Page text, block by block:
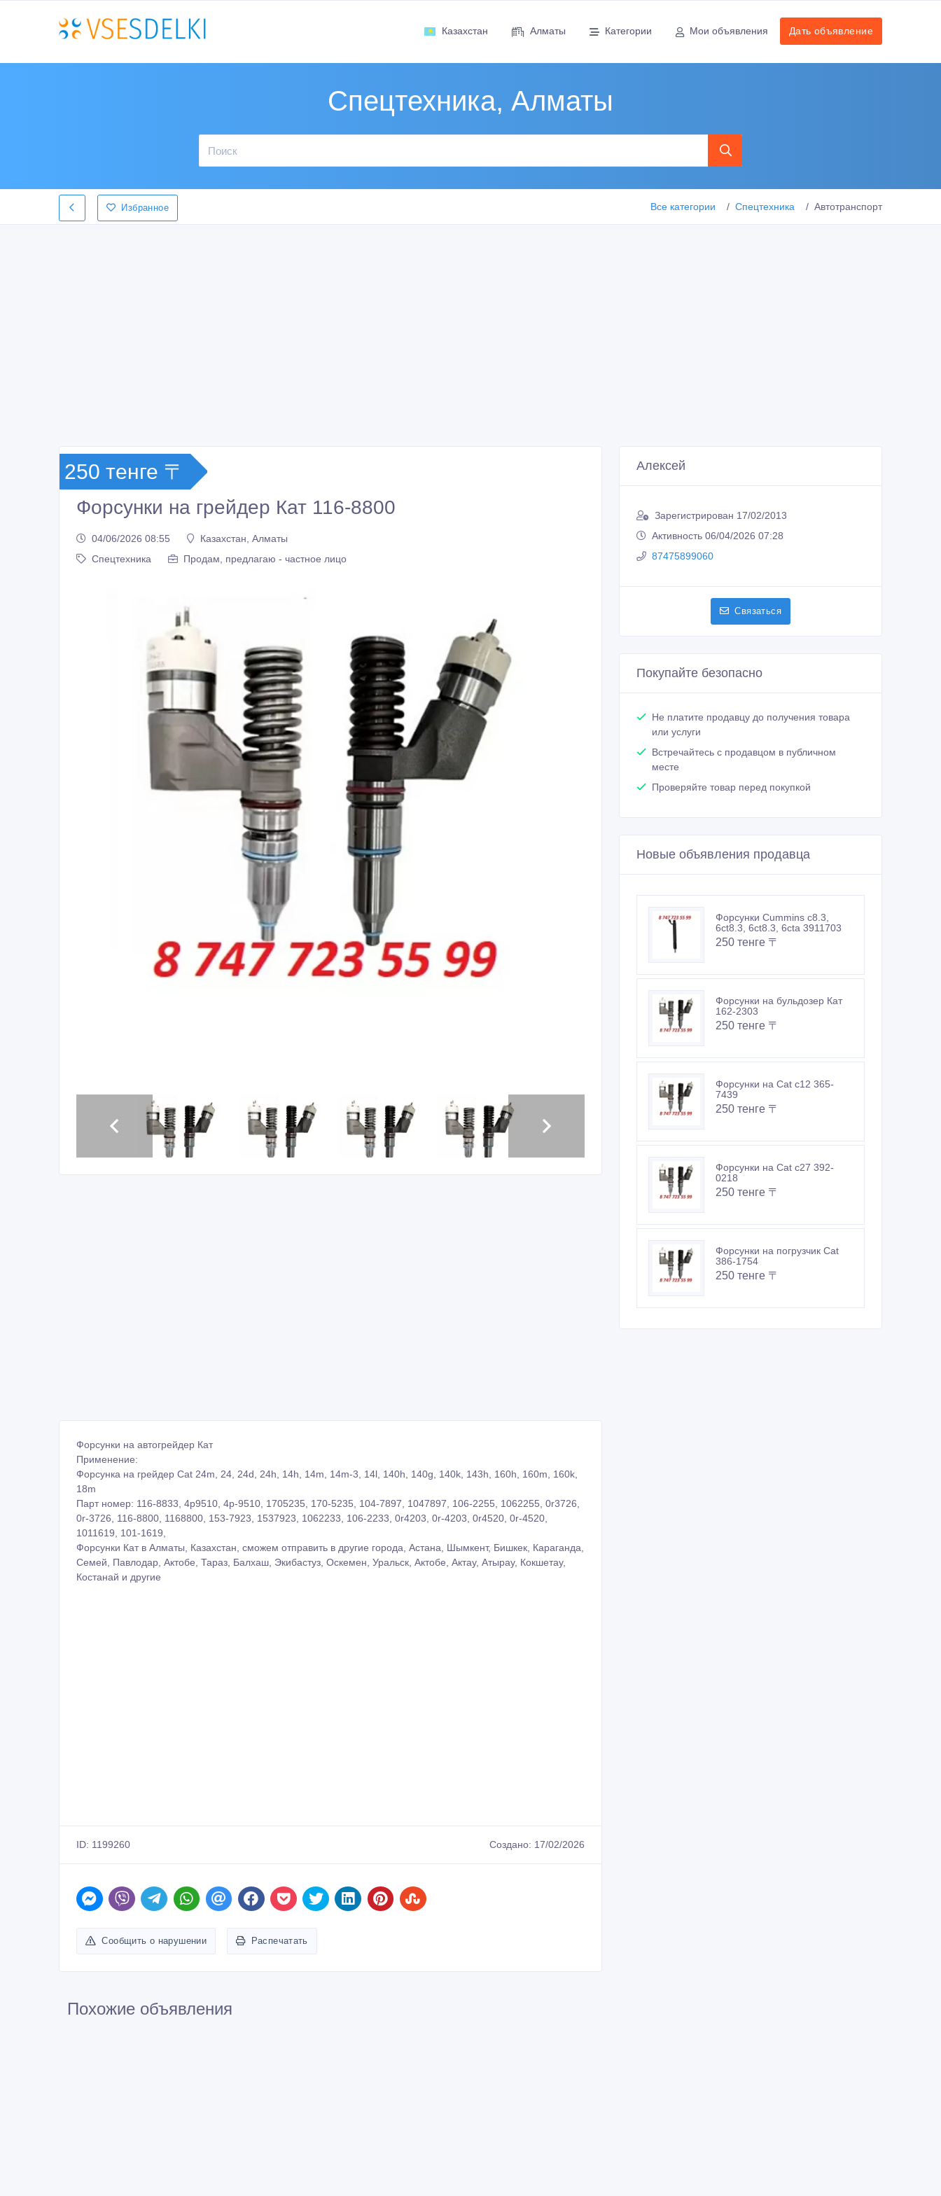
Казахстан Алматы Категории Мои объявления Дать объявление
Спецтехника, Алматы
Избранное Все категории Спецтехника Автотранспорт
250 тенге 〒
Форсунки на грейдер Кат 116-8800
04/06/2026 08:55
Казахстан, Алматы
Спецтехника
Продам, предлагаю - частное лицо
Форсунки на автогрейдер Кат
Применение:
Форсунка на грейдер Cat 24m, 24, 24d, 24h, 14h, 14m, 14m-3, 14l, 140h, 140g, 140k, 143h, 160h, 160m, 160k,
18m
Парт номер: 116-8833, 4p9510, 4p-9510, 1705235, 170-5235, 104-7897, 1047897, 106-2255, 1062255, 0r3726,
0r-3726, 116-8800, 1168800, 153-7923, 1537923, 1062233, 106-2233, 0r4203, 0r-4203, 0r4520, 0r-4520,
1011619, 101-1619,
Форсунки Кат в Алматы, Казахстан, сможем отправить в другие города, Астана, Шымкент, Бишкек, Караганда,
Семей, Павлодар, Актобе, Тараз, Балхаш, Экибастуз, Оскемен, Уральск, Актобе, Актау, Атырау, Кокшетау,
Костанай и другие
ID: 1199260 Создано: 17/02/2026
Сообщить о нарушении Распечатать
Алексей
Зарегистрирован 17/02/2013
Активность 06/04/2026 07:28
87475899060
Связаться
Покупайте безопасно
Не платите продавцу до получения товара
или услуги
Встречайтесь с продавцом в публичном
месте
Проверяйте товар перед покупкой
Новые объявления продавца
Форсунки Cummins c8.3,
6ct8.3, 6ct8.3, 6cta 3911703
250 тенге 〒
Форсунки на бульдозер Кат
162-2303
250 тенге 〒
Форсунки на Cat c12 365-
7439
250 тенге 〒
Форсунки на Cat c27 392-
0218
250 тенге 〒
Форсунки на погрузчик Cat
386-1754
250 тенге 〒
Похожие объявления